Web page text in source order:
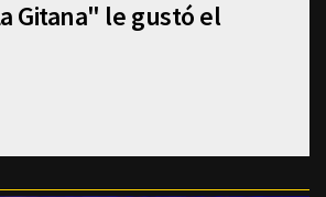
Gitana" le gustó el